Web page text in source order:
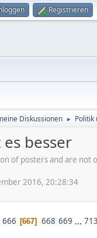
Registrieren
Diskussionen ► Politik
besser
of posters and are
2016, 20:28:34
666 667 668 669 ... 713